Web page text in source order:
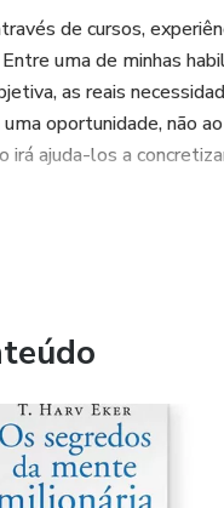
de cursos,
uma de minhas
as reais
oportunidade, não
ajuda-los a
entre nós, e que